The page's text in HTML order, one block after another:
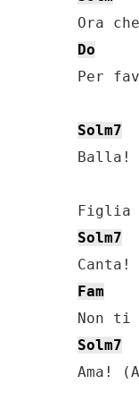
Do
Per
Solm7
Balla!
Solm7
Fam
Solm7
Ama!